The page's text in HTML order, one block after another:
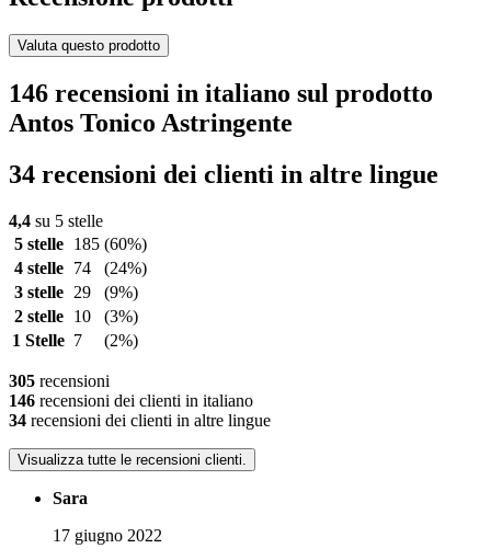
Valuta questo prodotto
146 recensioni in italiano sul prodotto
Antos Tonico Astringente
34 recensioni dei clienti in altre lingue
4,4 su 5 stelle
5 stelle
185 (60%)
4 stelle
74
(24%)
3 stelle
29
(9%)
2 stelle
10
(3%)
1 Stelle 7 (2%)
305 recensioni
146 recensioni dei clienti in italiano
34 recensioni dei clienti in altre lingue
Visualizza tutte le recensioni clienti.
Sara
17 giugno 2022